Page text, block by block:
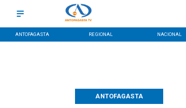
ANTOFAGASTA REGIONAL NACIONAL
ANTOFAGASTA